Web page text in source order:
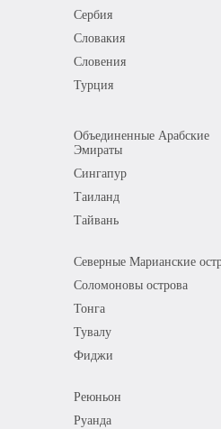
Сербия
Словакия
Словения
Турция
Объединенные Арабские
Эмираты
Сингапур
Таиланд
Тайвань
Северные Марианские
Соломоновы острова
Тонга
Тувалу
Фиджи
Реюньон
Руанда